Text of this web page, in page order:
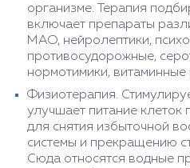
организме. Терапия
включает препараты
МАО, нейролептики,
противосудорожные,
нормотимики, витаминные
Физиотерапия.
улучшает питание клеток
для снятия избыточной
системы и прекращению
Сюда относятся водные